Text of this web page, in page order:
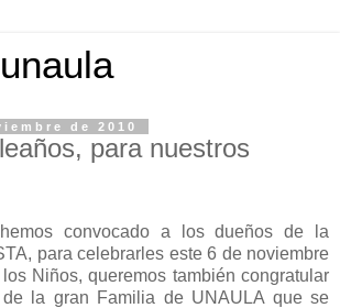
de 2010
para nuestros
convocado a los dueños de la
para celebrarles este 6 de noviembre
Niños, queremos también congratular
la gran Familia de UNAULA que se